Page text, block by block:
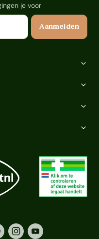
je voor
Aanmelden